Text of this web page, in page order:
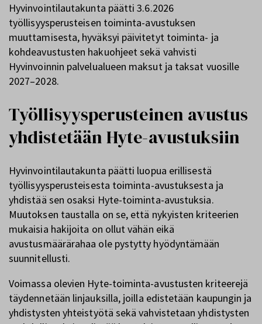
Hyvinvointilautakunta päätti 3.6.2026
työllisyysperusteisen toiminta-avustuksen
muuttamisesta, hyväksyi päivitetyt toiminta- ja
kohdeavustusten hakuohjeet sekä vahvisti
Hyvinvoinnin palvelualueen maksut ja taksat vuosille
2027–2028.
Työllisyysperusteinen avustus
yhdistetään Hyte-avustuksiin
Hyvinvointilautakunta päätti luopua erillisestä
työllisyysperusteisesta toiminta-avustuksesta ja
yhdistää sen osaksi Hyte-toiminta-avustuksia.
Muutoksen taustalla on se, että nykyisten kriteerien
mukaisia hakijoita on ollut vähän eikä
avustusmäärärahaa ole pystytty hyödyntämään
suunnitellusti.
Voimassa olevien Hyte-toiminta-avustusten kriteerejä
täydennetään linjauksilla, joilla edistetään kaupungin ja
yhdistysten yhteistyötä sekä vahvistetaan yhdistysten